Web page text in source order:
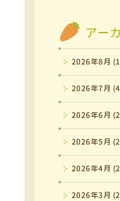
アー
2026年8月
2026年7月
2026年6月
2026年5月
2026年4月
2026年3月